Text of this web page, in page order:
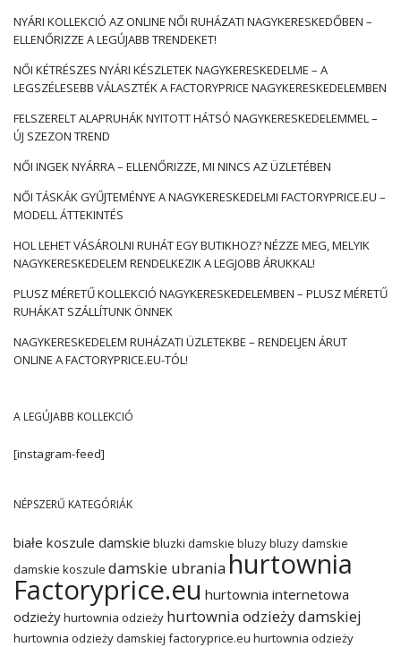
NYÁRI KOLLEKCIÓ AZ ONLINE NŐI RUHÁZATI NAGYKERESKEDŐBEN –
ELLENŐRIZZE A LEGÚJABB TRENDEKET!
NŐI KÉTRÉSZES NYÁRI KÉSZLETEK NAGYKERESKEDELME – A
LEGSZÉLESEBB VÁLASZTÉK A FACTORYPRICE NAGYKERESKEDELEMBEN
FELSZERELT ALAPRUHÁK NYITOTT HÁTSÓ NAGYKERESKEDELEMMEL –
ÚJ SZEZON TREND
NŐI INGEK NYÁRRA – ELLENŐRIZZE, MI NINCS AZ ÜZLETÉBEN
NŐI TÁSKÁK GYŰJTEMÉNYE A NAGYKERESKEDELMI FACTORYPRICE.EU –
MODELL ÁTTEKINTÉS
HOL LEHET VÁSÁROLNI RUHÁT EGY BUTIKHOZ? NÉZZE MEG, MELYIK
NAGYKERESKEDELEM RENDELKEZIK A LEGJOBB ÁRUKKAL!
PLUSZ MÉRETŰ KOLLEKCIÓ NAGYKERESKEDELEMBEN – PLUSZ MÉRETŰ
RUHÁKAT SZÁLLÍTUNK ÖNNEK
NAGYKERESKEDELEM RUHÁZATI ÜZLETEKBE – RENDELJEN ÁRUT
ONLINE A FACTORYPRICE.EU-TÓL!
A LEGÚJABB KOLLEKCIÓ
[instagram-feed]
NÉPSZERŰ KATEGÓRIÁK
białe koszule damskie bluzki damskie bluzybluzy damskie
damskie koszule damskie ubrania hurtownia
Factoryprice.eu hurtownia internetowa
odzieżyhurtownia odzieży hurtownia odzieży damskiej
hurtownia odzieży damskiej factoryprice.eu hurtownia odzieży